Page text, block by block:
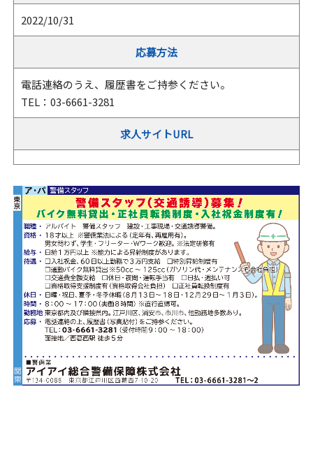
2022/10/31
応募方法
電話連絡のうえ、履歴書をご持参ください。
TEL：03-6661-3281
求人サイトURL